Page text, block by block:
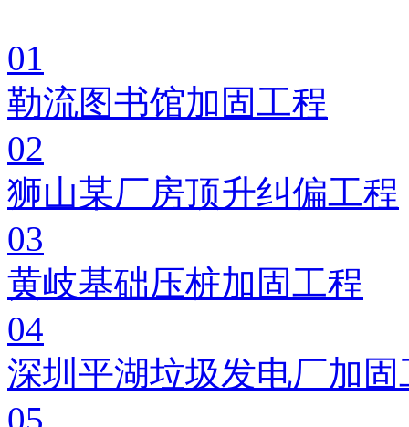
01
勒流图书馆加固工程
02
狮山某厂房顶升纠偏工程
03
黄岐基础压桩加固工程
04
深圳平湖垃圾发电厂加固